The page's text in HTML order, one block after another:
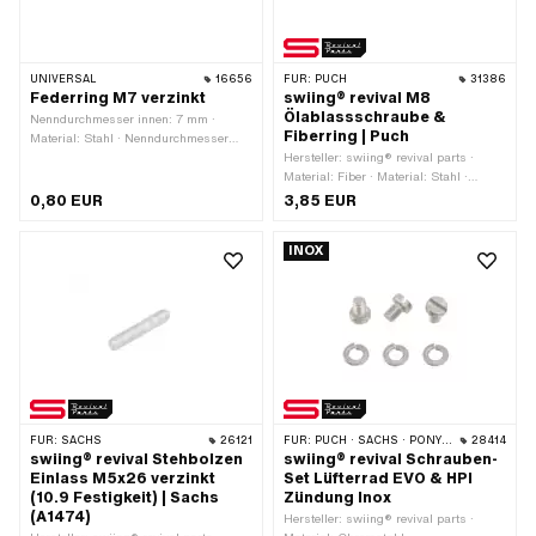
UNIVERSAL 16656
Federring M7 verzinkt
Nenndurchmesser innen: 7 mm ·
Material: Stahl · Nenndurchmesser
Piaggio OEM-Nr.: 006977, 16407,
3107
0,80 EUR
FÜR: PUCH 31386
swiing® revival M8
Ölablassschraube &
Fiberring | Puch
Hersteller: swiing® revival parts ·
Material: Fiber · Material: Stahl ·
Gewindeart: M8x1.25
(Standardgewinde) ·
Antrieb: Aussensechskant ·
Gesamtlänge: 12 mm · Schlüsselweite:
13 mm · Anwendungsbereich: Standard
· Puch OEM-Nr.: 901.1053
3,85 EUR
FÜR: SACHS 26121
swiing® revival Stehbolzen
Einlass M5x26 verzinkt
(10.9 Festigkeit) | Sachs
(A1474)
INOX
FÜR: PUCH · SACHS · PONY / CILO (BETA 521 & 512) · ZÜNDAPP BELMONDO · ZÜNDAPP 28414
swiing® revival Schrauben-
Set Lüfterrad EVO & HPI
Zündung Inox
Hersteller: swiing® revival parts ·